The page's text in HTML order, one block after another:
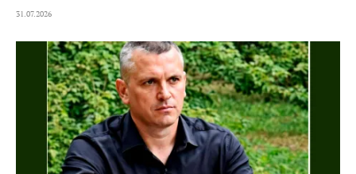
31.07.2026